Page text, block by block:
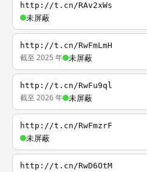
http://t.cn/RAv2xWs
未屏蔽
http://t.cn/RwFmLmH
截至 2025 年 未屏蔽
http://t.cn/RwFu9ql
截至 2026 年 未屏蔽
http://t.cn/RwFmzrF
未屏蔽
http://t.cn/RwD6OtM